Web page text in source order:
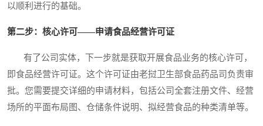
以顺利进行的基础。
第二步：核心许可——申请食品经营许可证
有了公司实体，下一步就是获取开展食品业务的核心许可，
即食品经营许可证。这个许可证由老挝卫生部食品药品司负责审
批。您需要提交详细的申请材料，包括公司全套注册文件、经营
场所的平面布局图、仓储条件说明、拟经营食品的种类清单等。